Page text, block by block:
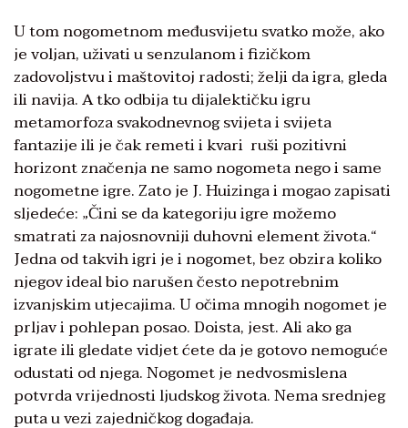
U tom nogometnom međusvijetu svatko može, ako
je voljan, uživati u senzulanom i fizičkom
zadovoljstvu i maštovitoj radosti; želji da igra, gleda
ili navija. A tko odbija tu dijalektičku igru ​​
metamorfoza svakodnevnog svijeta i svijeta
fantazije ili je čak remeti i kvari ruši pozitivni
horizont značenja ne samo nogometa nego i same
nogometne igre. Zato je J. Huizinga i mogao zapisati
sljedeće: „Čini se da kategoriju igre možemo
smatrati za najosnovniji duhovni element života.“
Jedna od takvih igri je i nogomet, bez obzira koliko
njegov ideal bio narušen često nepotrebnim
izvanjskim utjecajima. U očima mnogih nogomet je
prljav i pohlepan posao. Doista, jest. Ali ako ga
igrate ili gledate vidjet ćete da je gotovo nemoguće
odustati od njega. Nogomet je nedvosmislena
potvrda vrijednosti ljudskog života. Nema srednjeg
puta u vezi zajedničkog događaja.